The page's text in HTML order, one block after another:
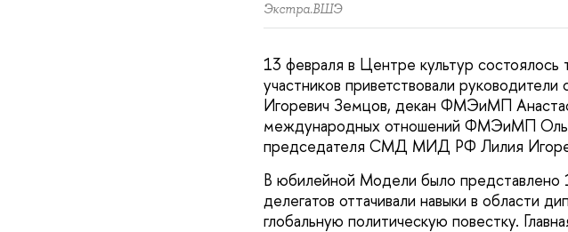
Экстра.ВШЭ
13 февраля в Центре культур
участников приветствовали
Игоревич Земцов, декан ФМЭиМП
международных отношений ФМЭиМП
председателя СМД МИД РФ Лилия
В юбилейной Модели было представлено
делегатов оттачивали навыки в области
глобальную политическую повестку.